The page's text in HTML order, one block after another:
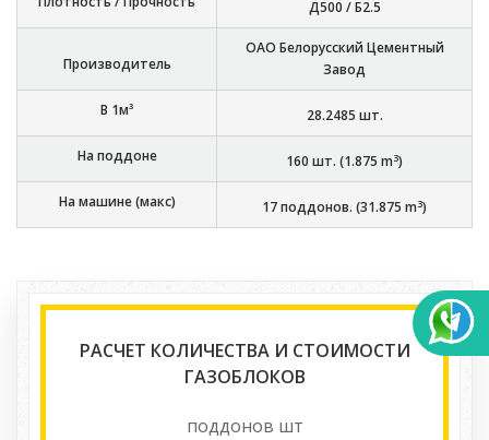
Д500 / Б2.5
Производитель
ОАО Белорусский Цементный
Завод
В 1м³ 28.2485 шт.
На поддоне 160 шт. (1.875 m3)
На машине (макс) 17поддонов. (31.875 m3)
РАСЧЕТ КОЛИЧЕСТВА И СТОИМОСТИ
ГАЗОБЛОКОВ
поддонов шт